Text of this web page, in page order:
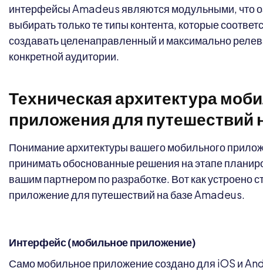
интерфейсы Amadeus являются модульными, что
выбирать только те типы контента, которые
создавать целенаправленный и максимально
конкретной аудитории.
Техническая архитектура
приложения для путешествий
Понимание архитектуры вашего мобильного
принимать обоснованные решения на этапе
вашим партнером по разработке. Вот как устроено
приложение для путешествий на базе Amadeus.
Интерфейс (мобильное приложение)
Само мобильное приложение создано для iOS и